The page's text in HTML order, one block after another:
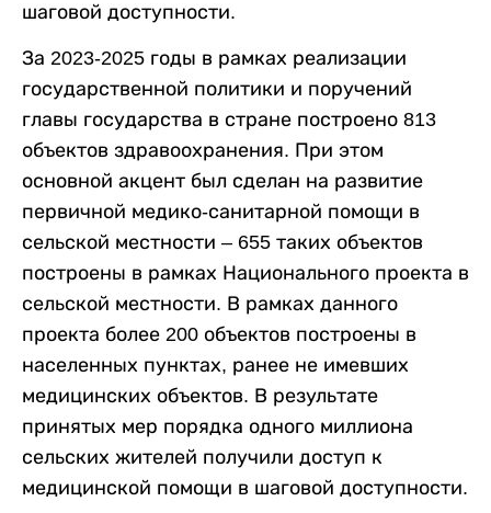
шаговой доступности.
За 2023-2025 годы в рамках реализации
государственной политики и поручений
главы государства в стране построено 813
объектов здравоохранения. При этом
основной акцент был сделан на развитие
первичной медико-санитарной помощи в
сельской местности – 655 таких объектов
построены в рамках Национального проекта в
сельской местности. В рамках данного
проекта более 200 объектов построены в
населенных пунктах, ранее не имевших
медицинских объектов. В результате
принятых мер порядка одного миллиона
сельских жителей получили доступ к
медицинской помощи в шаговой доступности.